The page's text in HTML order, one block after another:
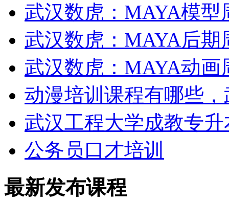
武汉数虎：MAYA模型
武汉数虎：MAYA后期
武汉数虎：MAYA动画
动漫培训课程有哪些
武汉工程大学成教专
公务员口才培训
最新发布课程